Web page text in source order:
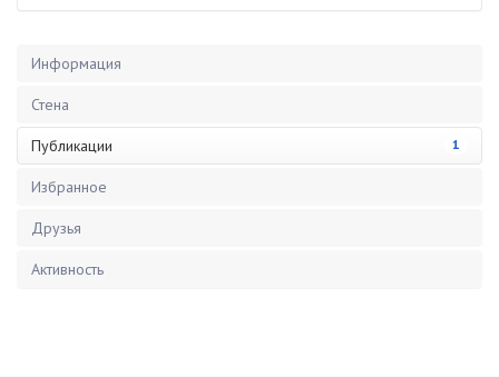
Информация
Стена
Публикации 1
Избранное
Друзья
Активность